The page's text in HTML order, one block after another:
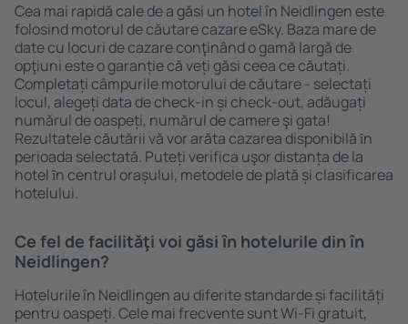
Cea mai rapidă cale de a găsi un hotel în Neidlingen este
folosind motorul de căutare cazare eSky. Baza mare de
date cu locuri de cazare conţinând o gamă largă de
opţiuni este o garanție că veți găsi ceea ce căutați.
Completați câmpurile motorului de căutare - selectați
locul, alegeți data de check-in și check-out, adăugați
numărul de oaspeți, numărul de camere şi gata!
Rezultatele căutării vă vor arăta cazarea disponibilă ȋn
perioada selectată. Puteți verifica uşor distanța de la
hotel ȋn centrul orașului, metodele de plată și clasificarea
hotelului.
Ce fel de facilităţi voi găsi ȋn hotelurile din în
Neidlingen?
Hotelurile în Neidlingen au diferite standarde și facilități
pentru oaspeți. Cele mai frecvente sunt Wi-Fi gratuit,